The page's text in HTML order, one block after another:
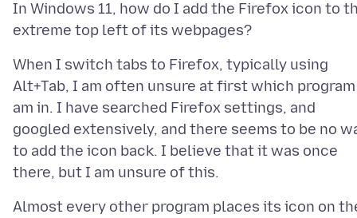
In Windows 11, how do I add the Firefox icon to
When I switch tabs to Firefox, typically using
Alt+Tab, I am often unsure at first which
am in. I have searched Firefox settings, and
googled extensively, and there seems to be no
to add the icon back. I believe that it was once
Almost every other program places its icon on